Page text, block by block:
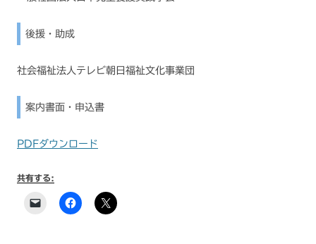
後援・助成
社会福祉法人テレビ朝日福祉文化事業団
案内書面・申込書
PDFダウンロード
共有する: